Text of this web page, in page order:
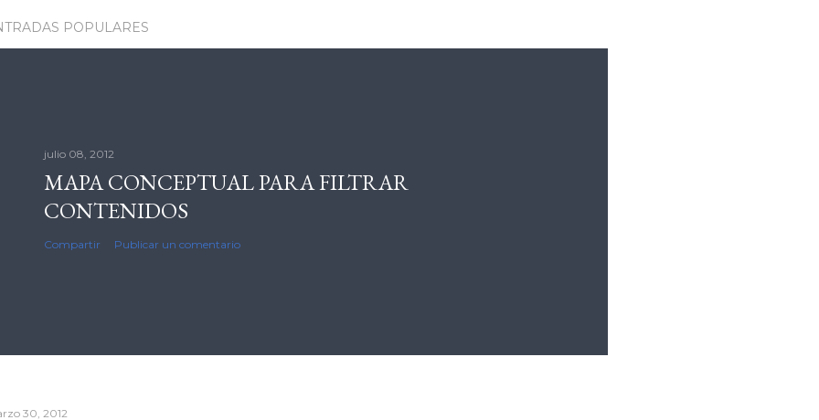
POPULARES
julio 08, 2012
MAPA CONCEPTUAL PARA FILTRAR
CONTENIDOS
Compartir Publicar un comentario
30, 2012